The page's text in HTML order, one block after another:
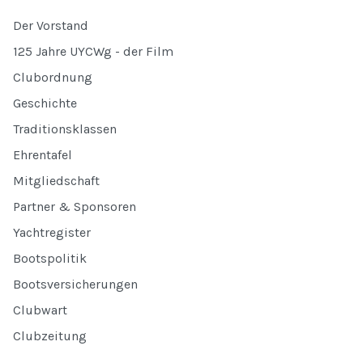
Der Vorstand
125 Jahre UYCWg - der Film
Clubordnung
Geschichte
Traditionsklassen
Ehrentafel
Mitgliedschaft
Partner & Sponsoren
Yachtregister
Bootspolitik
Bootsversicherungen
Clubwart
Clubzeitung